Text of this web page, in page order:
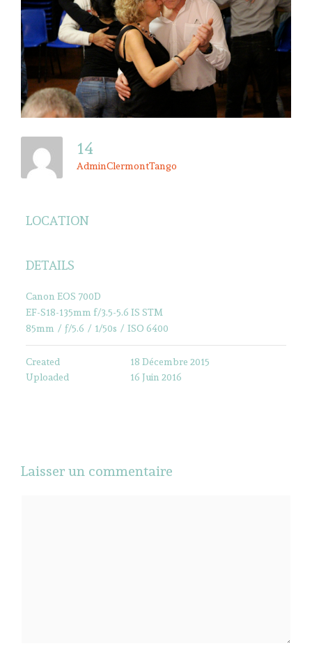
14
AdminClermontTango
LOCATION
DETAILS
Canon EOS 700D
EF-S18-135mm f/3.5-5.6 IS STM
85mm / ƒ/5.6 / 1/50s / ISO 6400
Created
18 Décembre 2015
Uploaded
16 Juin 2016
Laisser un commentaire